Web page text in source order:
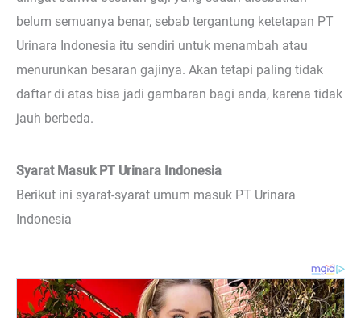
belum semuanya benar, sebab tergantung ketetapan PT
Urinara Indonesia itu sendiri untuk menambah atau
menurunkan besaran gajinya. Akan tetapi paling tidak
daftar di atas bisa jadi gambaran bagi anda, karena tidak
jauh berbeda.
Syarat Masuk PT Urinara Indonesia
Berikut ini syarat-syarat umum masuk PT Urinara
Indonesia